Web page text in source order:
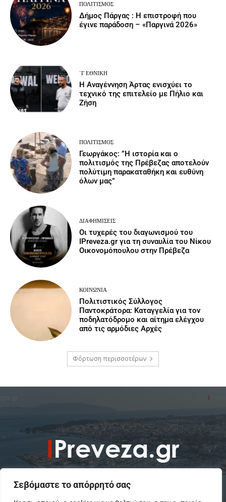
Σεβόμαστε το απόρρητό σας
ΠΟΛΙΤΙΣΜΌΣ
Δήμος Πάργας : Η επιστροφή που
έγινε παράδοση – «Παργινά 2026»
΄Γ ΕΘΝΙΚΉ
Η Αναγέννηση Άρτας ενισχύει το
τεχνικό της επιτελείο με Πήλιο και
Ζήση
ΠΟΛΙΤΙΣΜΌΣ
Γεωργάκος: ”Η ιστορία και ο
πολιτισμός της Πρέβεζας αποτελούν
πολύτιμη παρακαταθήκη και ευθύνη
όλων μας”
ΔΙΑΦΗΜΊΣΕΙΣ
Οι τυχερές του διαγωνισμού του
IPreveza.gr για τη συναυλία του Νίκου
Οικονομόπουλου στην Πρέβεζα
ΚΟΙΝΩΝΙΑ
Πολιτιστικός Σύλλογος
Παντοκράτορα: Καταγγελία για τον
ποδηλατόδρομο και αίτημα ελέγχου
από τις αρμόδιες Αρχές
Φόρτωση περισσοτέρων